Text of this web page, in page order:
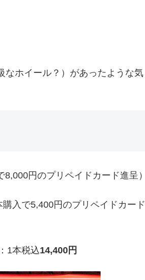
なホイール？）があったような気
8,000円のプリペイドカード進呈）
購入で5,400円のプリペイドカード
1本税込14,400円